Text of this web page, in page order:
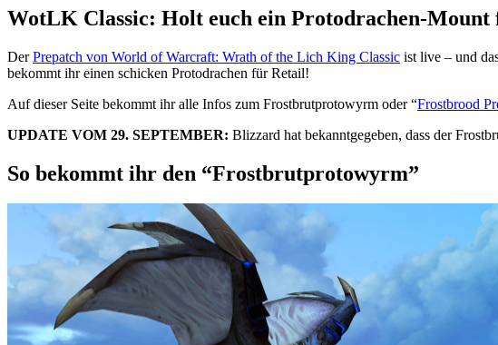
WotLK Classic: Holt euch ein Protodrachen-
DerPrepatch von World of Warcraft: Wrath of the Lich King Classic ist live – und
bekommt ihr einen schicken Protodrachen für Retail!
Auf dieser Seite bekommt ihr alle Infos zum Frostbrutprotowyrm oder “Frostbrood
UPDATE VOM 29. SEPTEMBER: Blizzard hat bekanntgegeben, dass der
So bekommt ihr den “Frostbrutprotowyrm”